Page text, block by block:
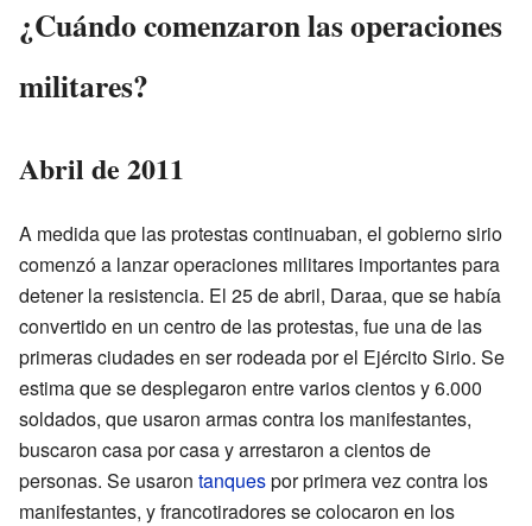
¿Cuándo comenzaron las operaciones
militares?
Abril de 2011
A medida que las protestas continuaban, el gobierno sirio
comenzó a lanzar operaciones militares importantes para
detener la resistencia. El 25 de abril, Daraa, que se había
convertido en un centro de las protestas, fue una de las
primeras ciudades en ser rodeada por el Ejército Sirio. Se
estima que se desplegaron entre varios cientos y 6.000
soldados, que usaron armas contra los manifestantes,
buscaron casa por casa y arrestaron a cientos de
personas. Se usaron tanquespor primera vez contra los
manifestantes, y francotiradores se colocaron en los